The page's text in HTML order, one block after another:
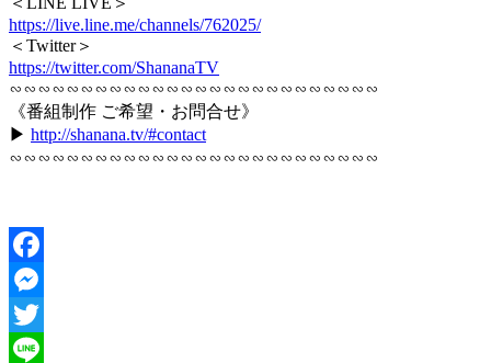
https://live.line.me/channels/762025/
＜Twitter＞
https://twitter.com/ShananaTV
∽∽∽∽∽∽∽∽∽∽∽∽∽∽∽∽∽∽∽∽∽∽∽∽∽∽
《番組制作 ご希望・お問合せ》
▶︎ http://shanana.tv/#contact
∽∽∽∽∽∽∽∽∽∽∽∽∽∽∽∽∽∽∽∽∽∽∽∽∽∽